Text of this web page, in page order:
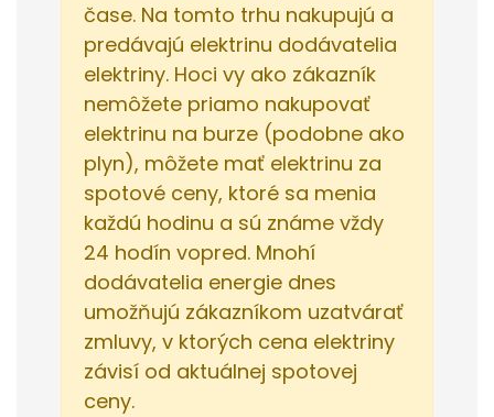
čase. Na tomto trhu nakupujú a
predávajú elektrinu dodávatelia
elektriny. Hoci vy ako zákazník
nemôžete priamo nakupovať
elektrinu na burze (podobne ako
plyn), môžete mať elektrinu za
spotové ceny, ktoré sa menia
každú hodinu a sú známe vždy
24 hodín vopred. Mnohí
dodávatelia energie dnes
umožňujú zákazníkom uzatvárať
zmluvy, v ktorých cena elektriny
závisí od aktuálnej spotovej
ceny.